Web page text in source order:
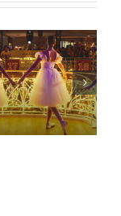
Article lancement
campagne de
Noël 2022 La
Samaritaine